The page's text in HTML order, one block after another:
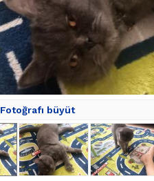
Fotoğrafı büyüt